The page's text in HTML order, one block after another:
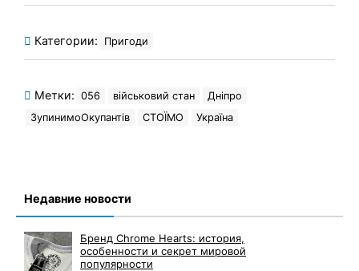
Категории: Пригоди
Метки: 056 військовий стан
Дніпро
ЗупинимоОкупантів
СТОЇМО Україна
Недавние новости
Бренд Chrome Hearts: история,
особенности и секрет мировой
популярности